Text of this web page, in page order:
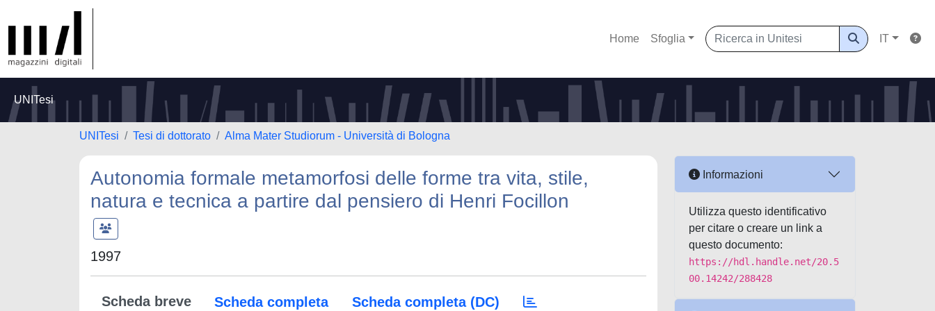
Home Sfoglia IT
UNITesi
UNITesi Tesi di dottorato Alma Mater Studiorum - Università di Bologna
Autonomia formale metamorfosi delle forme tra vita, stile,
natura e tecnica a partire dal pensiero di Henri Focillon
1997
Scheda breve Scheda completa Scheda completa (DC)
Informazioni
Utilizza questo identificativo
per citare o creare un link a
questo documento:
https://hdl.handle.net/20.5
00.14242/288428